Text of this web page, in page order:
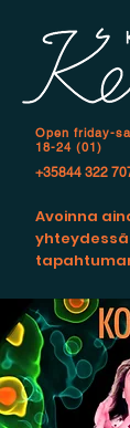
Open friday-
18-24 (01)
+35844 322
Avoinna